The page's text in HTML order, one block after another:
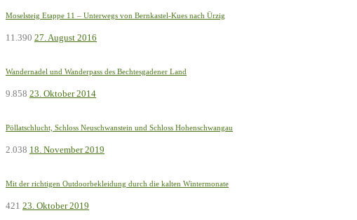
Moselsteig Etappe 11 – Unterwegs von Bernkastel-Kues nach Ürzig
11.390 27. August 2016
Wandernadel und Wanderpass des Bechtesgadener Land
9.858 23. Oktober 2014
Pöllatschlucht, Schloss Neuschwanstein und Schloss Hohenschwangau
2.038 18. November 2019
Mit der richtigen Outdoorbekleidung durch die kalten Wintermonate
421 23. Oktober 2019